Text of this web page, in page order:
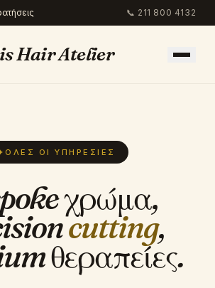
📞 211 800 4132
Hair Atelier
ΌΛΕΣ ΟΙ ΥΠΗΡΕΣΊΕΣ
χρώμα,
cutting,
θεραπείες.